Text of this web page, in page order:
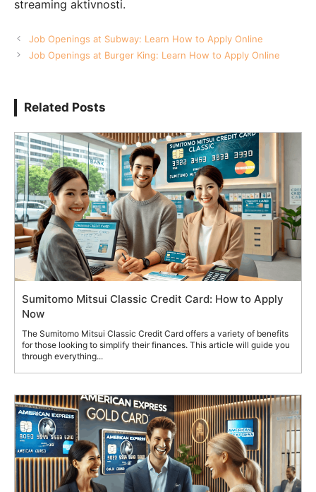
streaming aktivnosti.
Job Openings at Subway: Learn How to Apply Online
Job Openings at Burger King: Learn How to Apply Online
Related Posts
Sumitomo Mitsui Classic Credit Card: How to Apply
Now
The Sumitomo Mitsui Classic Credit Card offers a variety of benefits
for those looking to simplify their finances. This article will guide you
through everything...